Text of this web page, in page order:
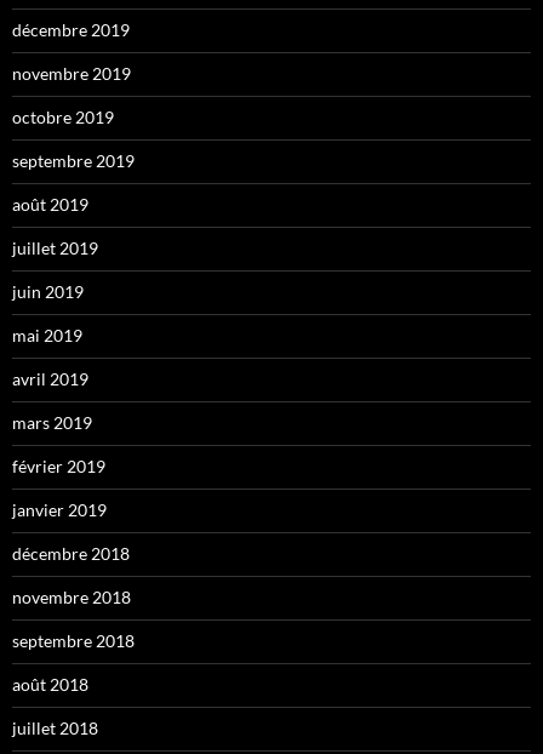
décembre 2019
novembre 2019
octobre 2019
septembre 2019
août 2019
juillet 2019
juin 2019
mai 2019
avril 2019
mars 2019
février 2019
janvier 2019
décembre 2018
novembre 2018
septembre 2018
août 2018
juillet 2018